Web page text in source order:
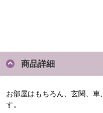
商品詳細
お部屋はもちろん、玄関、
す。